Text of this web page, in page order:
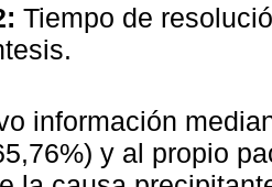
Tiempo de
información
y al propio